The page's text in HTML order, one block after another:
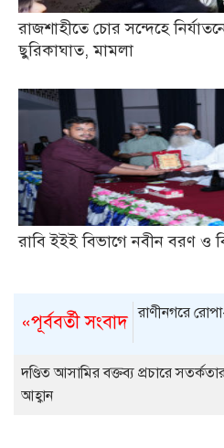
রাজশাহীতে চোর সন্দেহে
ছুরিকাঘাত, মামলা
রাবি ইইই বিভাগে নবীন বরণ ও
«পূর্ববর্তী সংবাদ রাণীনগরে
দণ্ডিত আসামির বক্তব্য প্রচারে
আহ্বান